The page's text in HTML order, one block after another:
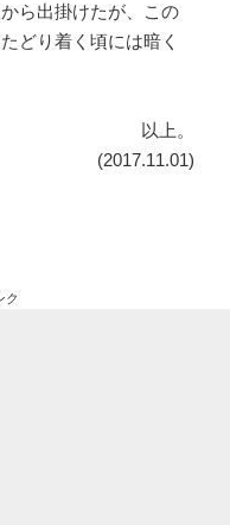
ら出掛けたが、この
どり着く頃には暗く
以上。
(2017.11.01)
ク